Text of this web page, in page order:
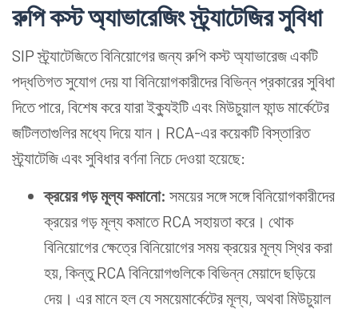
রুপি কস্ট অ্যাভারেজিং স্ট্র্যাটেজিরসুবিধা
SIP স্ট্র্যাটেজিতে বিনিয়োগের জন্য রুপি কস্ট অ্যাভারেজ একটি
পদ্ধতিগত সুযোগ দেয় যা বিনিয়োগকারীদের বিভিন্ন প্রকারের সুবিধা
দিতে পারে, বিশেষ করে যারা ইক্যুইটি এবং মিউচুয়াল ফান্ড মার্কেটের
জটিলতাগুলির মধ্যে দিয়ে যান। RCA-এর কয়েকটি বিস্তারিত
স্ট্র্যাটেজি এবং সুবিধার বর্ণনা নিচে দেওয়া হয়েছে:
ক্রয়েরগড় মূল্য কমানো: সময়ের সঙ্গে সঙ্গে বিনিয়োগকারীদের
ক্রয়ের গড় মূল্য কমাতে RCA সহায়তা করে। থোক
বিনিয়োগের ক্ষেত্রে বিনিয়োগের সময় ক্রয়ের মূল্য স্থির করা
হয়, কিন্তু RCA বিনিয়োগগুলিকে বিভিন্ন মেয়াদে ছড়িয়ে
দেয়। এর মানে হল যে সময়েমার্কেটের মূল্য, অথবা মিউচুয়াল